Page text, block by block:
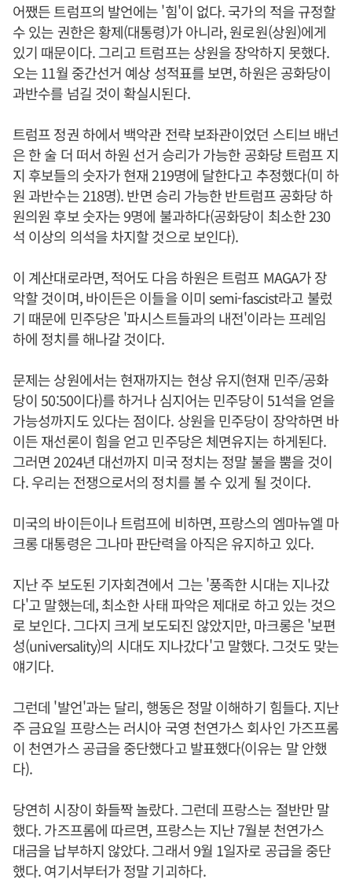
어쨌든 트럼프의 발언에는 '힘'이 없다. 국가의 적을 규정할
수 있는 권한은 황제(대통령)가 아니라, 원로원(상원)에게
있기 때문이다. 그리고 트럼프는 상원을 장악하지 못했다.
오는 11월 중간선거 예상 성적표를 보면, 하원은 공화당이
과반수를 넘길 것이 확실시된다.
트럼프 정권 하에서 백악관 전략 보좌관이었던 스티브 배넌
은 한 술 더 떠서 하원 선거 승리가 가능한 공화당 트럼프 지
지 후보들의 숫자가 현재 219명에 달한다고 추정했다(미 하
원 과반수는 218명). 반면 승리 가능한 반트럼프 공화당 하
원의원 후보 숫자는 9명에 불과하다(공화당이 최소한 230
석 이상의 의석을 차지할 것으로 보인다).
이 계산대로라면, 적어도 다음 하원은 트럼프 MAGA가 장
악할 것이며, 바이든은 이들을 이미 semi-fascist라고 불렀
기 때문에 민주당은 '파시스트들과의 내전'이라는 프레임
하에 정치를 해나갈 것이다.
문제는 상원에서는 현재까지는 현상 유지(현재 민주/공화
당이 50:50이다)를 하거나 심지어는 민주당이 51석을 얻을
가능성까지도 있다는 점이다. 상원을 민주당이 장악하면 바
이든 재선론이 힘을 얻고 민주당은 체면유지는 하게된다.
그러면 2024년 대선까지 미국 정치는 정말 불을 뿜을 것이
다. 우리는 전쟁으로서의 정치를 볼 수 있게 될 것이다.
미국의 바이든이나 트럼프에 비하면, 프랑스의 엠마뉴엘 마
크롱 대통령은 그나마 판단력을 아직은 유지하고 있다.
지난 주 보도된 기자회견에서 그는 '풍족한 시대는 지나갔
다'고 말했는데, 최소한 사태 파악은 제대로 하고 있는 것으
로 보인다. 그다지 크게 보도되진 않았지만, 마크롱은 '보편
성(universality)의 시대도 지나갔다'고 말했다. 그것도 맞는
얘기다.
그런데 '발언'과는 달리, 행동은 정말 이해하기 힘들다. 지난
주 금요일 프랑스는 러시아 국영 천연가스 회사인 가즈프롬
이 천연가스 공급을 중단했다고 발표했다(이유는 말 안했
다).
당연히 시장이 화들짝 놀랐다. 그런데 프랑스는 절반만 말
했다. 가즈프롬에 따르면, 프랑스는 지난 7월분 천연가스
대금을 납부하지 않았다. 그래서 9월 1일자로 공급을 중단
했다. 여기서부터가 정말 기괴하다.